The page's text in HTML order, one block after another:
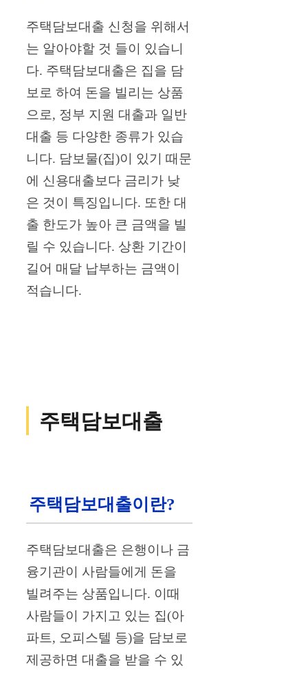
주택담보대출 신청을 위해서
는 알아야할 것 들이 있습니
다. 주택담보대출은 집을 담
보로 하여 돈을 빌리는 상품
으로, 정부 지원 대출과 일반
대출 등 다양한 종류가 있습
니다. 담보물(집)이 있기 때문
에 신용대출보다 금리가 낮
은 것이 특징입니다. 또한 대
출 한도가 높아 큰 금액을 빌
릴 수 있습니다. 상환 기간이
길어 매달 납부하는 금액이
적습니다.
주택담보대출
주택담보대출이란?
주택담보대출은 은행이나 금
융기관이 사람들에게 돈을
빌려주는 상품입니다. 이때
사람들이 가지고 있는 집(아
파트, 오피스텔 등)을 담보로
제공하면 대출을 받을 수 있